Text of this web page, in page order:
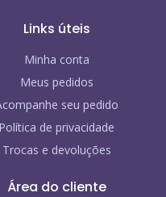
Links úteis
Minha conta
Meus pedidos
seu pedido
Política de privacidade
Trocas e devoluções
Área do cliente